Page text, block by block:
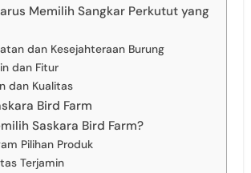
Memilih Sangkar Perkutut yang
dan Kesejahteraan Burung
dan Fitur
dan Kualitas
Bird Farm
Saskara Bird Farm?
Pilihan Produk
Terjamin